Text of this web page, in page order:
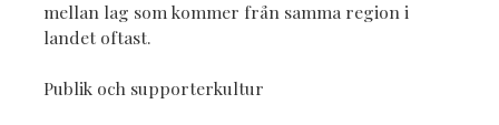
mellan lag som kommer från samma region i
landet oftast.
Publik och supporterkultur